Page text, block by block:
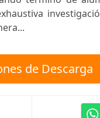
de Descarga